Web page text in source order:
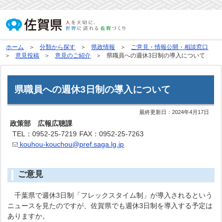
ホーム 分類から探す 県政情報
ご意見・情報公開・相談窓口
意見投稿
意見のご紹介 県職員への週休3日制の導入について
県職員への週休3日制の導入について
最終更新日：2024年4月17日
政策部 広報広聴課
TEL：0952-25-7219 FAX：0952-25-7263
kouhou-kouchou@pref.saga.lg.jp
ご意見
千葉県で週休3日制「フレックスタイム制」が導入されるという
ニュースを見たのですが、佐賀県でも週休3日制を導入する予定は
ありますか。